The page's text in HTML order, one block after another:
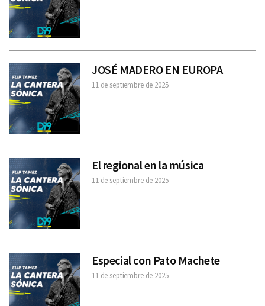
JOSÉ MADERO EN EUROPA
11 de septiembre de 2025
El regional en la música
11 de septiembre de 2025
Especial con Pato Machete
11 de septiembre de 2025